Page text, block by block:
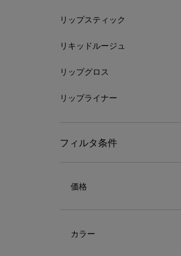
リップスティック
リキッドルージュ
リップグロス
リップライナー
フィルタ条件
価格
カラー